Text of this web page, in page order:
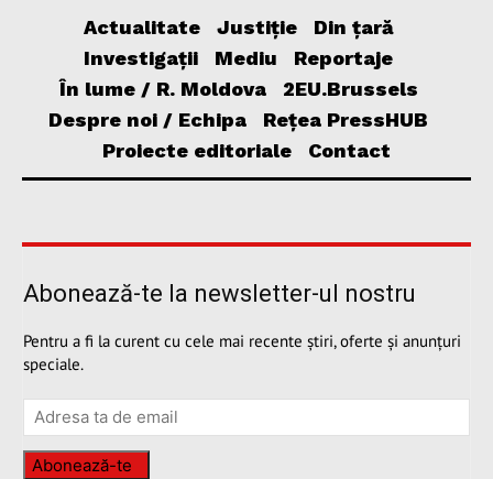
Actualitate Justiție
Din țară
Investigații
Mediu
Reportaje
În lume / R. Moldova
2EU.Brussels
Despre noi / Echipa
Rețea PressHUB
Proiecte editoriale
Contact
Abonează-te la newsletter-ul nostru
Pentru a fi la curent cu cele mai recente știri, oferte și anunțuri
speciale.
Abonează-te